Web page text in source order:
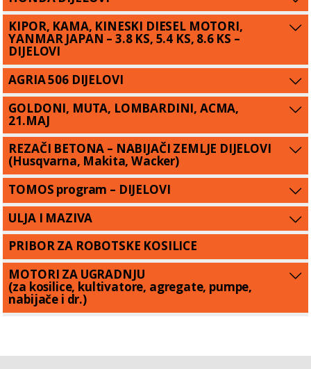
KIPOR, KAMA, KINESKI DIESEL MOTORI,
YANMAR JAPAN – 3.8 KS, 5.4 KS, 8.6 KS –
DIJELOVI
AGRIA 506 DIJELOVI
GOLDONI, MUTA, LOMBARDINI, ACMA,
21.MAJ
REZAČI BETONA – NABIJAČI ZEMLJE DIJELOVI
(Husqvarna, Makita, Wacker)
TOMOS program – DIJELOVI
ULJA I MAZIVA
PRIBOR ZA ROBOTSKE KOSILICE
MOTORI ZA UGRADNJU
(za kosilice, kultivatore, agregate, pumpe,
nabijače i dr.)